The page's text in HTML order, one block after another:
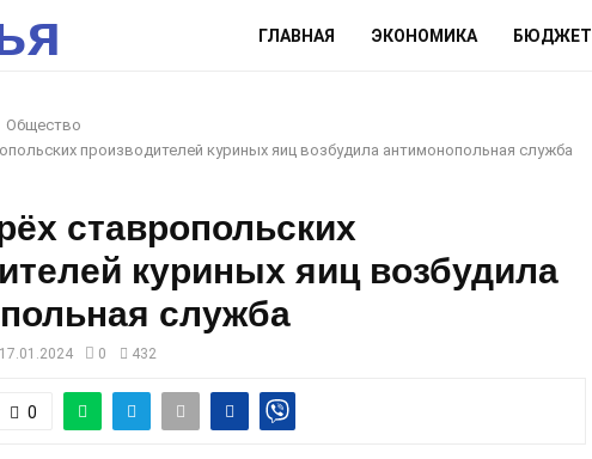
ГЛАВНАЯ ЭКОНОМИКА БЮДЖЕТ
Общество
производителей куриных яиц возбудила антимонопольная служба
ставропольских
куриных яиц возбудила
служба
17.01.2024 0 432
0